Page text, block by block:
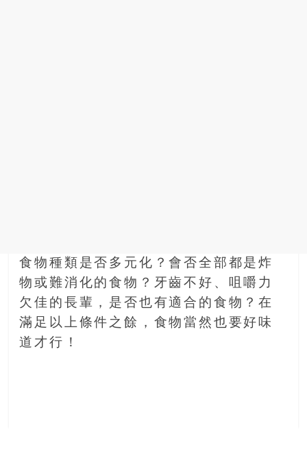
食物種類是否多元化？會否全部都是炸
物或難消化的食物？牙齒不好、咀嚼力
欠佳的長輩，是否也有適合的食物？在
滿足以上條件之餘，食物當然也要好味
道才行！